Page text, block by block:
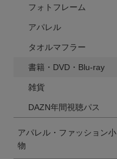
フォトフレーム
アパレル
タオルマフラー
書籍・DVD・Blu-ray
雑貨
DAZN年間視聴パス
アパレル・ファッション小
物